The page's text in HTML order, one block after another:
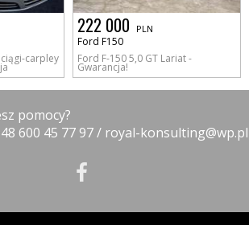
carpley
222 000 PLN
Ford F150
Ford F-150 5,0 GT Lariat -
Gwarancja!
pomocy?
600 45 77 97 / royal-konsulting@wp.pl